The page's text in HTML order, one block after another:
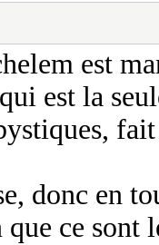
est
est la
donc en
ce sont